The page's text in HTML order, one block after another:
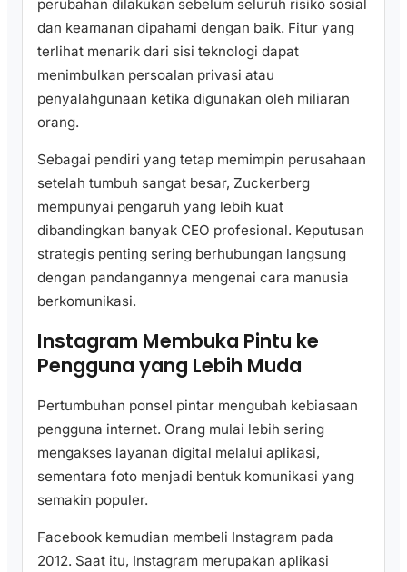
perubahan dilakukan sebelum seluruh risiko sosial
dan keamanan dipahami dengan baik. Fitur yang
terlihat menarik dari sisi teknologi dapat
menimbulkan persoalan privasi atau
penyalahgunaan ketika digunakan oleh miliaran
orang.
Sebagai pendiri yang tetap memimpin perusahaan
setelah tumbuh sangat besar, Zuckerberg
mempunyai pengaruh yang lebih kuat
dibandingkan banyak CEO profesional. Keputusan
strategis penting sering berhubungan langsung
dengan pandangannya mengenai cara manusia
berkomunikasi.
Instagram Membuka Pintu ke
Pengguna yang Lebih Muda
Pertumbuhan ponsel pintar mengubah kebiasaan
pengguna internet. Orang mulai lebih sering
mengakses layanan digital melalui aplikasi,
sementara foto menjadi bentuk komunikasi yang
semakin populer.
Facebook kemudian membeli Instagram pada
2012. Saat itu, Instagram merupakan aplikasi